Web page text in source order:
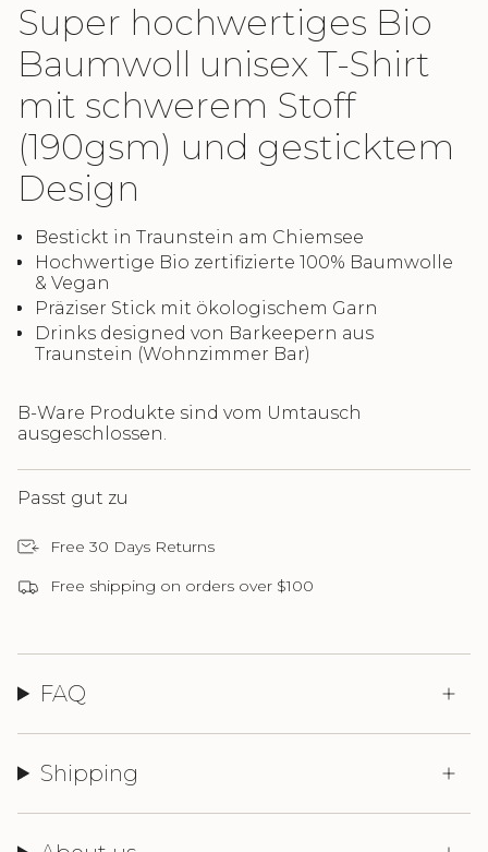
Super hochwertiges Bio
Baumwoll unisex T-Shirt
mit schwerem Stoff
(190gsm) und gesticktem
Design
Bestickt in Traunstein am Chiemsee
Hochwertige Bio zertifizierte 100% Baumwolle
& Vegan
Präziser Stick mit ökologischem Garn
Drinks designed von Barkeepern aus
Traunstein (Wohnzimmer Bar)
B-Ware Produkte sind vom Umtausch
ausgeschlossen.
Passt gut zu
Free 30 Days Returns
Free shipping on orders over $100
FAQ
Shipping